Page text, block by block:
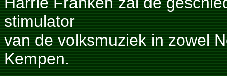
stimulator
van de volksmuziek in zowel
Kempen.